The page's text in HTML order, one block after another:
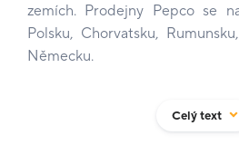
zemích. Prodejny Pepco se
Polsku, Chorvatsku,
Německu.
kolekcí každou sezónu a
Celý text